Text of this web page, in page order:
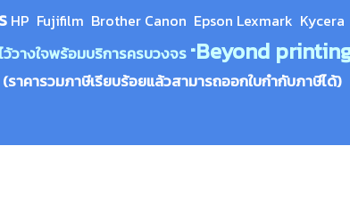
HP Fujifilm Brother Canon Epson Lexmark Kycera
างใจพร้อมบริการครบวงจร "Beyond
(ราคารวมภาษีเรียบร้อยแล้วสามารถออกใบกำกับภาษีได้)